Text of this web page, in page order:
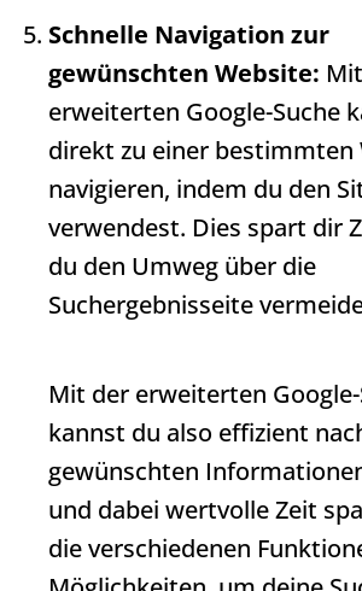
Schnelle Navigation zur
gewünschten Website:
erweiterten Google-Suche
direkt zu einer bestimmten
navigieren, indem du den
verwendest. Dies spart dir
du den Umweg über die
Suchergebnisseite
Mit der erweiterten
kannst du also effizient
gewünschten
und dabei wertvolle Zeit
die verschiedenen